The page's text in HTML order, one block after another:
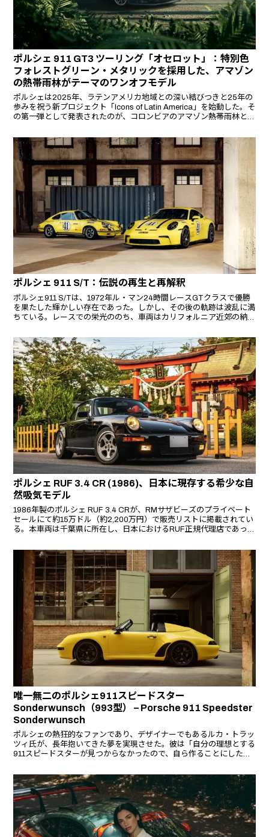
ポルシェ 911 GT3 ツーリング「オセロット」：特別色
フォレストグリーン・メタリックを採用した、アマゾン
の熱帯雨林がテーマのワンオフモデル
ポルシェは2025年、ラテンアメリカ地域との深い結びつきと25年の
歩みを祝う新プロジェクト「Icons of Latin America」を始動した。そ
の第一弾として発表されたのが、コロンビアのアマゾン熱帯雨林と、
ル「911 GT3 Touring Ocelot」である。
ポルシェ 911 S/T：伝説の再生と再解釈
ポルシェ911 S/Tは、1972年ル・マン24時間レースGTクラスで優勝
を果たした輝かしい存在であった。しかし、その後の軌跡は波乱に満
ちている。レースでの栄光ののち、車両はカリフォルニア近郊の納屋
状態で発見されたのである。
ポルシェ RUF 3.4 CR (1986)、日本に現存する希少な自
然吸気モデル
1986年製のポルシェ RUF 3.4 CRが、RMサザビーズのプライベート
セールにて約15万ドル（約2,200万円）で販売リストに掲載されてい
る。本車両は千葉県に所在し、日本におけるRUF正規代理店であった
（C00）の911をベースにした希少な自然吸気モデルである。
唯一無二のポルシェ911スピードスター
Sonderwunsch（993型） – Porsche 911 Speedster
Sonderwunsch
ポルシェの熱狂的なファンであり、デザイナーでもあるルカ・トラッ
ツィ氏が、長年抱いてきた夢を実現させた。彼は「自分の理想とする
911スピードスターが見つからなかったので、自ら作ることにした」
ムを通じて、唯一無二の911スピードスター（タイプ993）として結
実した。